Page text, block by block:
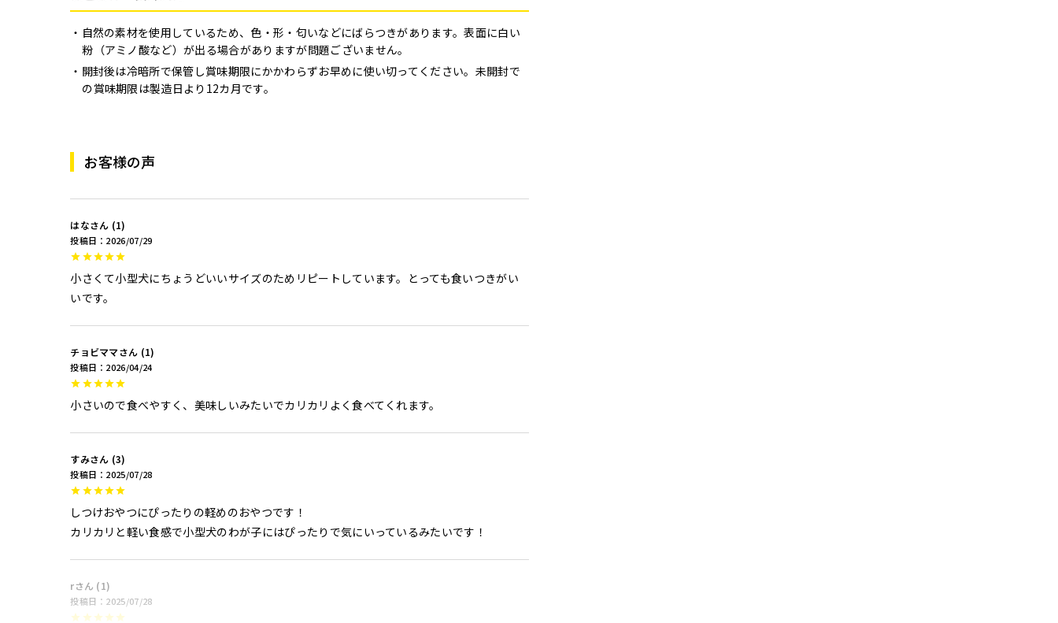
自然の素材を使用しているため、色・形・匂いなどにばらつきがあります。表面に白い
粉（アミノ酸など）が出る場合がありますが問題ございません。
開封後は冷暗所で保管し賞味期限にかかわらずお早めに使い切ってください。未開封で
の賞味期限は製造日より12カ月です。
お客様の声
はな 1
投稿日 2026/07/29
小さくて小型犬にちょうどいいサイズのためリピートしています。とっても食いつきがい
いです。
チョビママ 1
投稿日 2026/04/24
小さいので食べやすく、美味しいみたいでカリカリよく食べてくれます。
すみ 3
投稿日 2025/07/28
しつけおやつにぴったりの軽めのおやつです！
カリカリと軽い食感で小型犬のわが子にはぴったりで気にいっているみたいです！
r 1
投稿日 2025/07/28